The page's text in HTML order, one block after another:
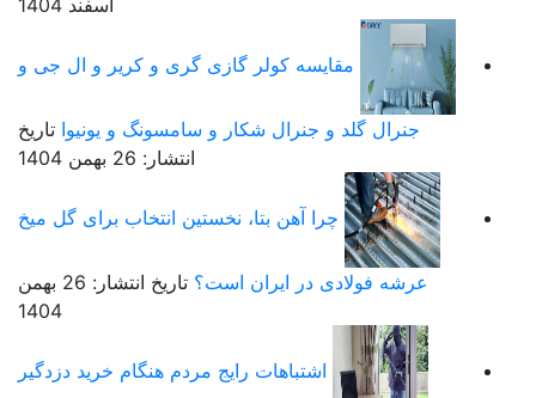
مقایسه کولر گازی گری و کریر و ال جی و
جنرال گلد و جنرال شکار و سامسونگ و یونیوا تاریخ
انتشار: 26 بهمن 1404
چرا آهن بتا، نخستین انتخاب برای گل میخ
عرشه فولادی در ایران است؟
تاریخ انتشار: 26 بهمن
1404
اشتباهات رایج مردم هنگام خرید دزدگیر